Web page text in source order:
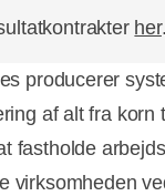
her.
producerer
af alt fra korn
fastholde
virksomheden